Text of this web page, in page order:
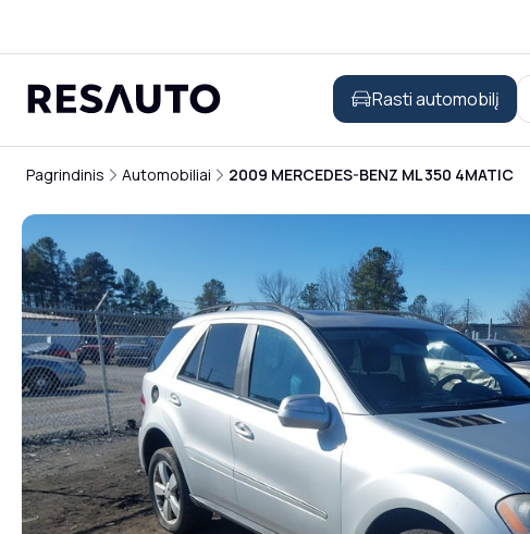
Rasti automobilį
Pagrindinis Automobiliai 2009 MERCEDES-BENZ ML 350 4MATIC